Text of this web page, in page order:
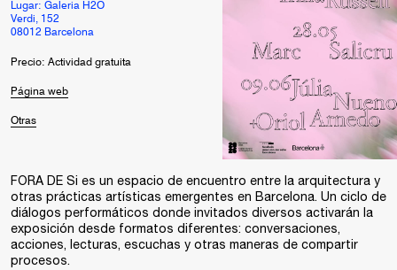
Lugar: Galeria H2O
Verdi, 152
08012 Barcelona
Precio: Actividad gratuita
Página web
Otras
FORA DE Si es un espacio de encuentro entre la arquitectura y
otras prácticas artísticas emergentes en Barcelona. Un ciclo de
diálogos performáticos donde invitados diversos activarán la
exposición desde formatos diferentes: conversaciones,
acciones, lecturas, escuchas y otras maneras de compartir
procesos.